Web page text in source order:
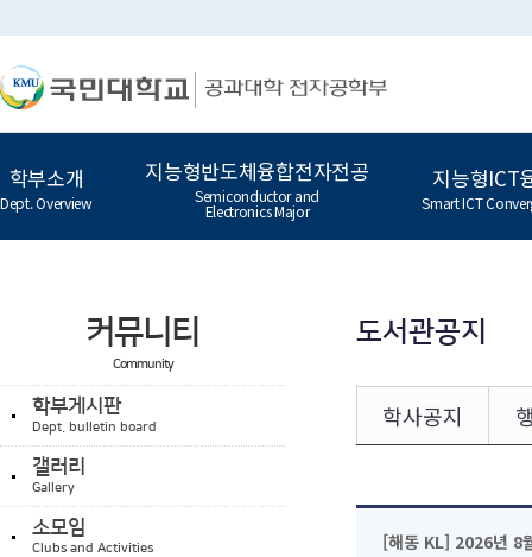
학부소개
Dept. Overview
지능형반도체융합전자전공
Semiconductor and
Electronics Major
지능형ICT
Smart ICT
커뮤니티
Community
학부게시판
Dept. bulletin board
갤러리
Gallery
소모임
Clubs and Activities
도서관공지
학사공지
[해동 KL] 2026년 8